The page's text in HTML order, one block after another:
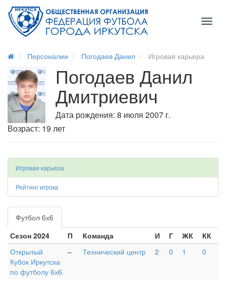
Персоналии Погодаев Данил Игровая карьера
Погодаев Данил
Дмитриевич
Дата рождения: 8 июля 2007 г.
Возраст: 19 лет
Игровая карьера
Рейтинг игрока
Футбол 6х6
Сезон 2024
П Команда И Г ЖК
КК
Открытый
Кубок Иркутска
по футболу 6х6
– Технический центр 2 0 1 0